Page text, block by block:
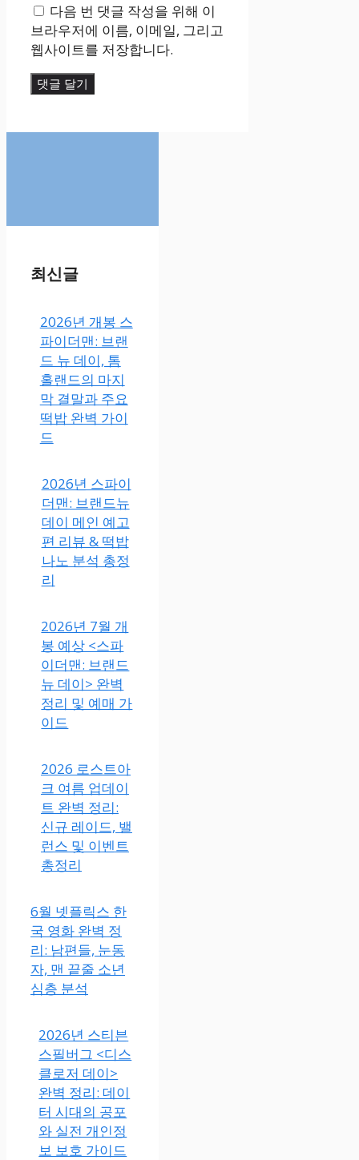
이
트
다음 번 댓글 작성을 위해 이
브라우저에 이름, 이메일, 그리고
웹사이트를 저장합니다.
최신글
2026년 개봉 스
파이더맨: 브랜
드 뉴 데이, 톰
홀랜드의 마지
막 결말과 주요
떡밥 완벽 가이
드
2026년 스파이
더맨: 브랜드뉴
데이 메인 예고
편 리뷰 & 떡밥
나노 분석 총정
리
2026년 7월 개
봉 예상 <스파
이더맨: 브랜드
뉴 데이> 완벽
정리 및 예매 가
이드
2026 로스트아
크 여름 업데이
트 완벽 정리:
신규 레이드, 밸
런스 및 이벤트
총정리
6월 넷플릭스 한
국 영화 완벽 정
리: 남편들, 눈동
자, 맨 끝줄 소년
심층 분석
2026년 스티븐
스필버그 <디스
클로저 데이>
완벽 정리: 데이
터 시대의 공포
와 실전 개인정
보 보호 가이드